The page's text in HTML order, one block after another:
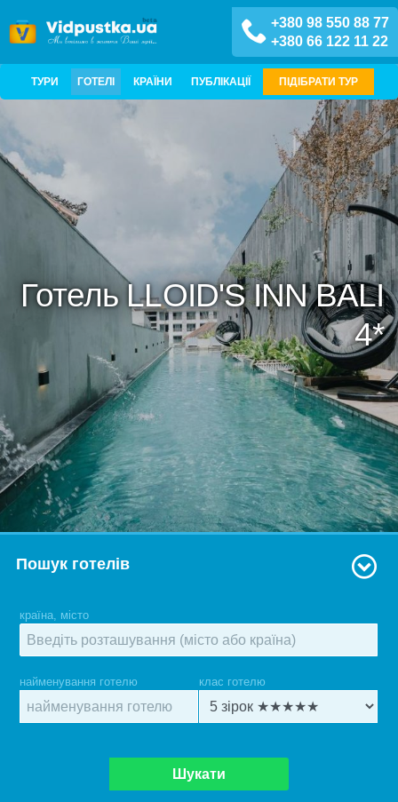
+380 98 550 88 77
+380 66 122 11 22
ТУРИ ГОТЕЛІ КРАЇНИ ПУБЛІКАЦІЇ ПІДІБРАТИ ТУР
Готель LLOID'S INN BALI
4*
Пошук готелів
країна, місто
найменування готелю клас готелю
Шукати